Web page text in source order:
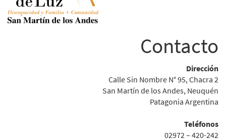
Contacto
Dirección
Calle Sin Nombre N° 95, Chacra 2
San Martín de los Andes, Neuquén
Patagonia Argentina
Teléfonos
02972 – 420-242